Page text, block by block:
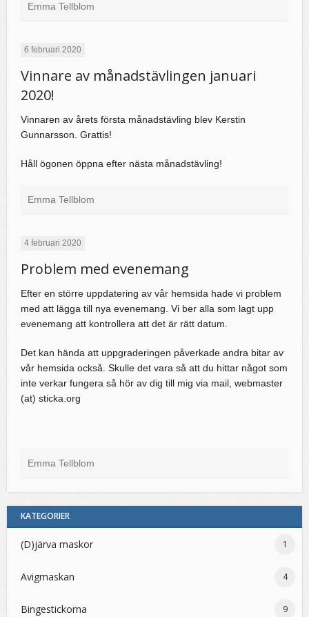
Emma Tellblom
6 februari 2020
Vinnare av månadstävlingen januari
2020!
Vinnaren av årets första månadstävling blev Kerstin
Gunnarsson. Grattis!
Håll ögonen öppna efter nästa månadstävling!
Emma Tellblom
4 februari 2020
Problem med evenemang
Efter en större uppdatering av vår hemsida hade vi problem
med att lägga till nya evenemang. Vi ber alla som lagt upp
evenemang att kontrollera att det är rätt datum.
Det kan hända att uppgraderingen påverkade andra bitar av
vår hemsida också. Skulle det vara så att du hittar något som
inte verkar fungera så hör av dig till mig via mail, webmaster
(at) sticka.org
Emma Tellblom
KATEGORIER
(D)järva maskor 1
Avigmaskan 4
Bingestickorna 9